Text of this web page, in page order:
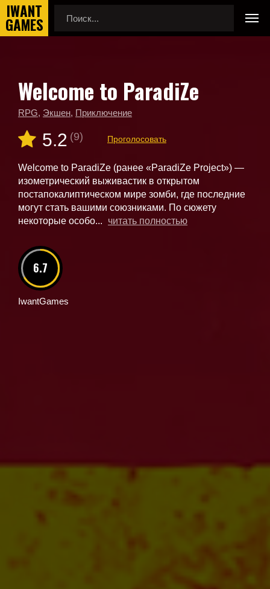
Главная
Новые игры
Welcome to ParadiZe
Welcome to ParadiZe
RPG, Экшен, Приключение
5.2 (9) Проголосовать
Welcome to ParadiZe (ранее «ParadiZe Project») —
изометрический выживастик в открытом
постапокалиптическом мире зомби, где последние
могут стать вашими союзниками. По сюжету
некоторые особо...
читать полностью
6.7
IwantGames